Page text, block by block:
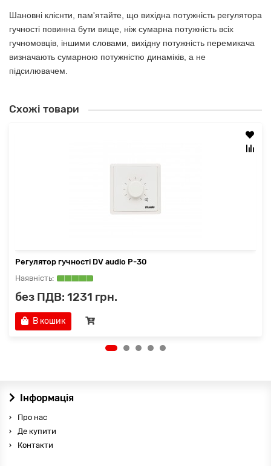
Шановні клієнти, пам'ятайте, що вихідна потужність регулятора
гучності повинна бути вище, ніж сумарна потужність всіх
гучномовців, іншими словами, вихідну потужність перемикача
визначають сумарною потужністю динаміків, а не
підсилювачем.
Схожі товари
Регулятор гучності DV audio P-30
без ПДВ: 1231 грн.
В кошик
Інформація
Про нас
Де купити
Контакти